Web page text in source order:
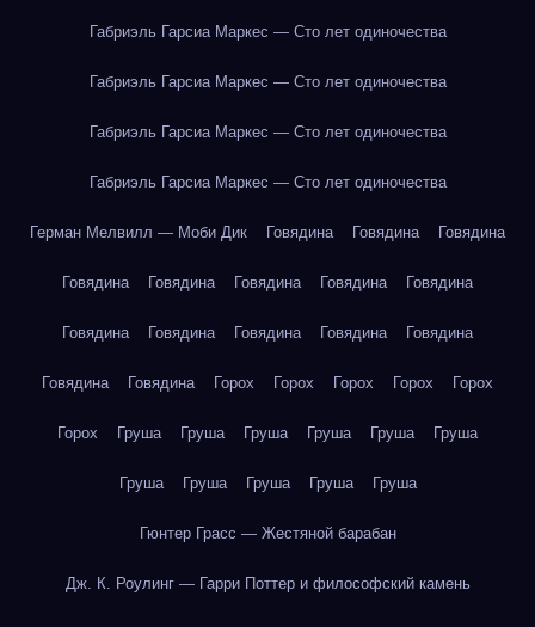
Габриэль Гарсиа Маркес — Сто лет одиночества
Габриэль Гарсиа Маркес — Сто лет одиночества
Габриэль Гарсиа Маркес — Сто лет одиночества
Габриэль Гарсиа Маркес — Сто лет одиночества
Герман Мелвилл — Моби Дик Говядина Говядина Говядина
Говядина Говядина Говядина Говядина Говядина
Говядина Говядина Говядина Говядина Говядина
Говядина Говядина Горох Горох Горох Горох Горох
Горох Груша Груша Груша Груша Груша Груша
Груша Груша Груша Груша Груша
Гюнтер Грасс — Жестяной барабан
Дж. К. Роулинг — Гарри Поттер и философский камень